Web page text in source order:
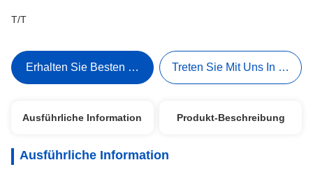
T/T
Erhalten Sie Besten Preis Treten Sie Mit Uns In
Ausführliche Information Produkt-Beschreibung
Ausführliche Information